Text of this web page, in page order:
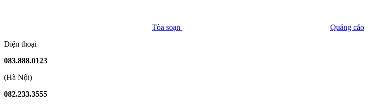
Tòa soạn
Quảng cáo
Điện thoại
083.888.0123
(Hà Nội)
082.233.3555